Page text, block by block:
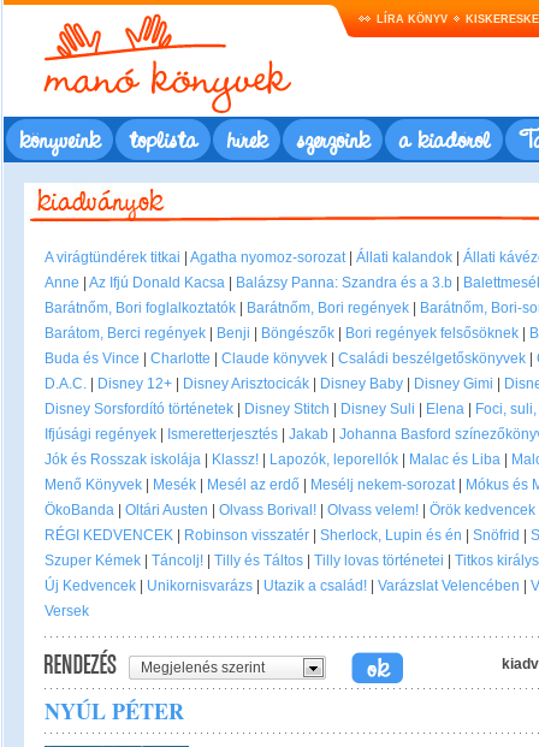
LÍRA KÖNYV
könyveink toplista hírek szerzőink a kiadóról
A virágtündérek titkai Agatha nyomoz-sorozat| Állati kalandok
Állati
Anne
Az Ifjú Donald Kacsa Balázsy Panna: Szandra és a 3.b
Barátnőm, Bori foglalkoztatók
Barátnőm, Bori regények
Barátnőm, Bori-
Barátom, Berci regények
Benji Böngészők Bori regények felsősöknek
Buda és Vince
Charlotte Claude könyvek Családi beszélgetőskönyvek
D.A.C.
Disney 12+ Disney Arisztocicák Disney Baby Disney Gimi
Disney Sorsfordító történetek
Disney Stitch Disney Suli Elena
Foci,
Ifjúsági regények
Ismeretterjesztés Jakab
Johanna Basford
Jók és Rosszak iskolája
Klassz! Lapozók, leporellók Malac és Liba
Menő Könyvek
Mesék Mesél az erdő Mesélj nekem-sorozat|
Mókus és
ÖkoBanda
Oltári Austen Olvass Borival! Olvass velem! Örök kedvencek
RÉGI KEDVENCEK
Robinson visszatér Sherlock, Lupin és én Snöfrid
Szuper Kémek
Táncolj! Tilly és Táltos Tilly lovas történetei
Titkos
Új Kedvencek
Unikornisvarázs Utazik a család! Varázslat Velencében
Versek
Megjelenés szerint
NYÚL PÉTER